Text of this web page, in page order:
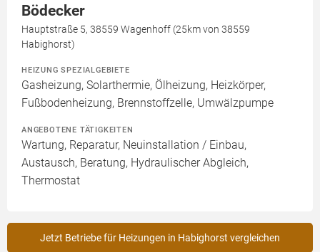
Bödecker
Hauptstraße 5, 38559 Wagenhoff (25km von 38559
Habighorst)
HEIZUNG SPEZIALGEBIETE
Gasheizung, Solarthermie, Ölheizung, Heizkörper,
Fußbodenheizung, Brennstoffzelle, Umwälzpumpe
ANGEBOTENE TÄTIGKEITEN
Wartung, Reparatur, Neuinstallation / Einbau,
Austausch, Beratung, Hydraulischer Abgleich,
Thermostat
Jetzt Betriebe für Heizungen in Habighorst vergleichen